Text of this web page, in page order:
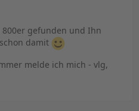
gefunden und Ihn
damit
melde ich mich - vlg,